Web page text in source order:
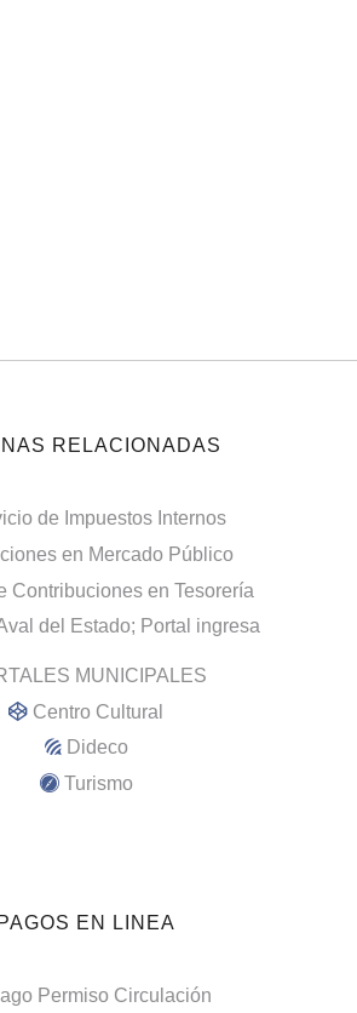
RELACIONADAS
de Impuestos Internos
en Mercado Público
Contribuciones en Tesorería
del Estado; Portal ingresa
MUNICIPALES
Centro Cultural
Dideco
Turismo
PAGOS EN LINEA
Permiso Circulación